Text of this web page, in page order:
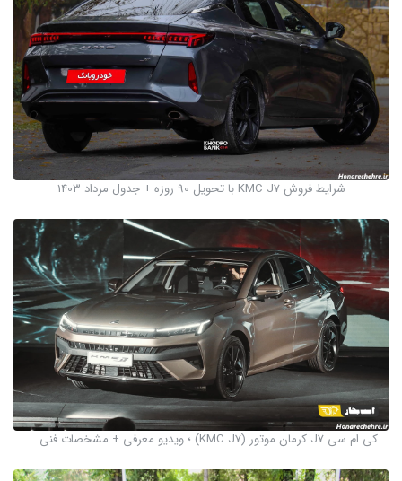
شرایط فروش KMC J7 با تحویل 90 روزه + جدول مرداد 1403
کی ام سی J7 کرمان موتور (KMC J7) ؛ ویدیو معرفی + مشخصات فنی ...